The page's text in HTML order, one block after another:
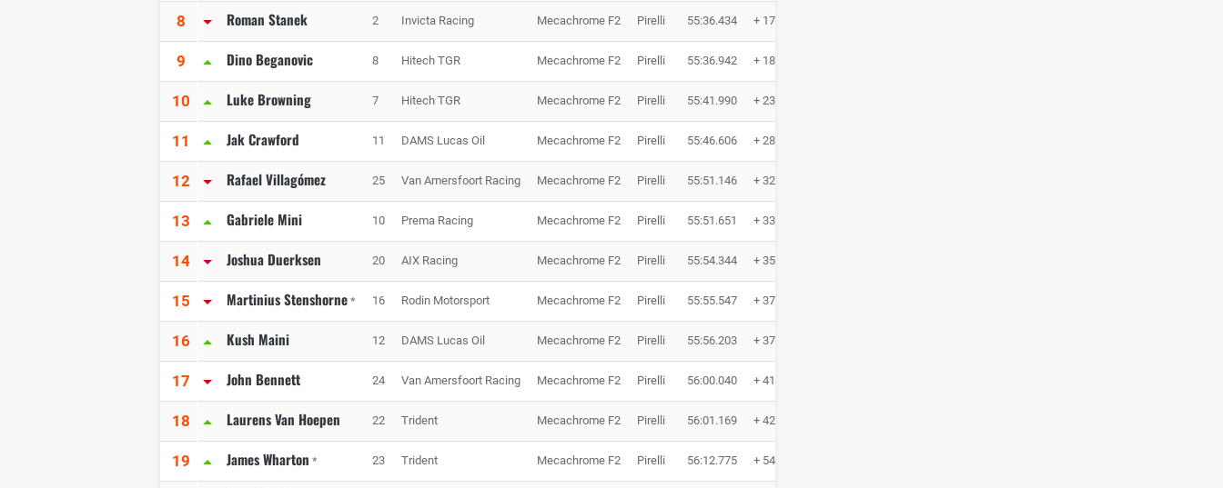
8 Roman Stanek 2 Invicta Racing Mecachrome F2 Pirelli 55:36.434 + 17.979
9 Dino Beganovic 8 Hitech TGR Mecachrome F2 Pirelli 55:36.942 + 18.487
10 Luke Browning 7 Hitech TGR Mecachrome F2 Pirelli 55:41.990 + 23.535
11 Jak Crawford 11 DAMS Lucas Oil Mecachrome F2 Pirelli 55:46.606 + 28.151
12 Rafael Villagómez 25 Van Amersfoort Racing Mecachrome F2 Pirelli 55:51.146 + 32.691
13 Gabriele Mini 10 Prema Racing Mecachrome F2 Pirelli 55:51.651 + 33.196
14 Joshua Duerksen 20 AIX Racing Mecachrome F2 Pirelli 55:54.344 + 35.889
15 Martinius Stenshorne * 16 Rodin Motorsport Mecachrome F2 Pirelli 55:55.547 + 37.092
16 Kush Maini 12 DAMS Lucas Oil Mecachrome F2 Pirelli 55:56.203 + 37.748
17 John Bennett 24 Van Amersfoort Racing Mecachrome F2 Pirelli 56:00.040 + 41.585
18 Laurens Van Hoepen 22 Trident Mecachrome F2 Pirelli 56:01.169 + 42.714
19 James Wharton * 23 Trident Mecachrome F2 Pirelli 56:12.775 + 54.320